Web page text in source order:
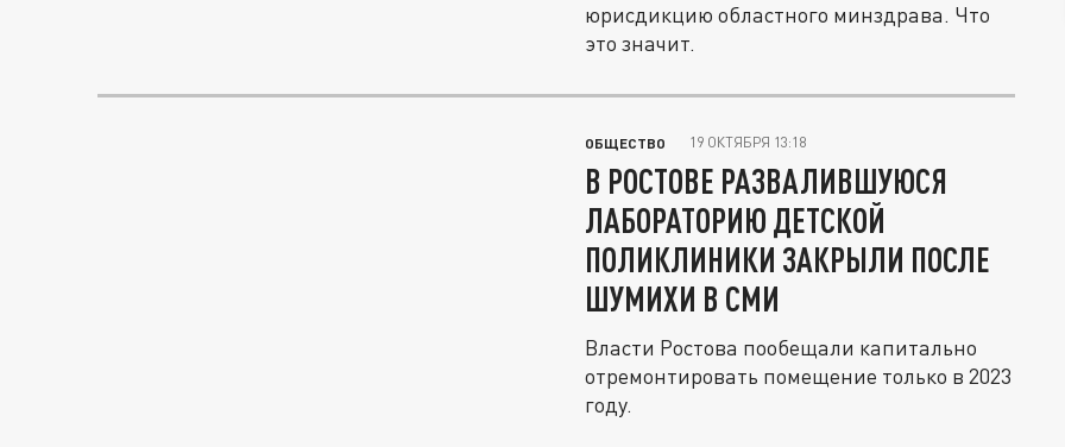
юрисдикцию областного минздрава. Что
это значит.
ОБЩЕСТВО 19 ОКТЯБРЯ 13:18
В РОСТОВЕ РАЗВАЛИВШУЮСЯ
ЛАБОРАТОРИЮ ДЕТСКОЙ
ПОЛИКЛИНИКИ ЗАКРЫЛИ ПОСЛЕ
ШУМИХИ В СМИ
Власти Ростова пообещали капитально
отремонтировать помещение только в 2023
году.